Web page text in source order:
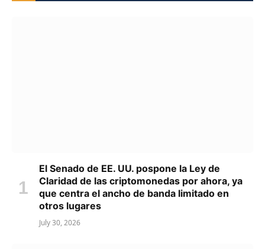
El Senado de EE. UU. pospone la Ley de
Claridad de las criptomonedas por ahora, ya
que centra el ancho de banda limitado en
otros lugares
July 30, 2026